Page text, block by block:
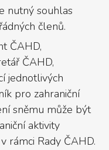
nutný souhlas
členů.
ČAHD,
ČAHD,
jednotlivých
pro zahraniční
sněmu může být
aktivity
rámci Rady ČAHD.